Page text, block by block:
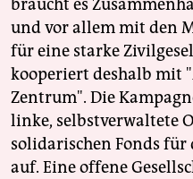
braucht es
und vor allem mit den
für eine starke
kooperiert deshalb mit
Zentrum". Die
linke, selbstverwaltete
solidarischen Fonds für
auf. Eine offene